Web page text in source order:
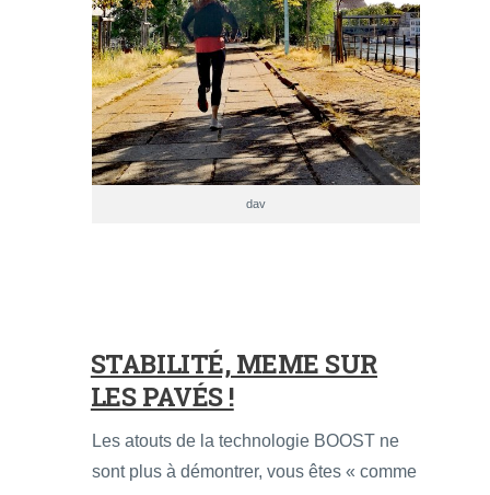
dav
STABILITÉ, MEME SUR
LES PAVÉS !
Les atouts de la technologie BOOST ne
sont plus à démontrer, vous êtes « comme